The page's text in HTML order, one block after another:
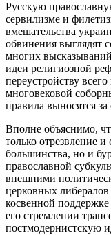
Русскую
сервилизме и
вмешательства
обвинения выглядят
многих
идеи религиозной
переустройству
многовековой
правила выносятся за
Вполне объяснимо,
только отрезвление
большинства, но и
православной
внешними
церковных
косвенной поддержке
его стремлении
постмодернистскую